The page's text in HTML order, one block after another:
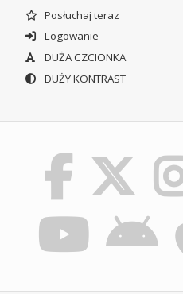
Posłuchaj teraz
Logowanie
DUŻA CZCIONKA
DUŻY KONTRAST